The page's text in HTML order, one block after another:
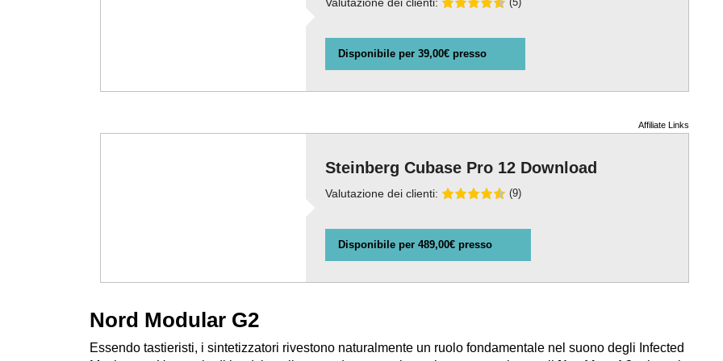
Disponibile per 39,00€ presso
Affiliate Links
Steinberg Cubase Pro 12 Download
Valutazione dei clienti: (9)
Disponibile per 489,00€ presso
Nord Modular G2
Essendo tastieristi, i sintetizzatori rivestono naturalmente un ruolo fondamentale nel suono degli Infected